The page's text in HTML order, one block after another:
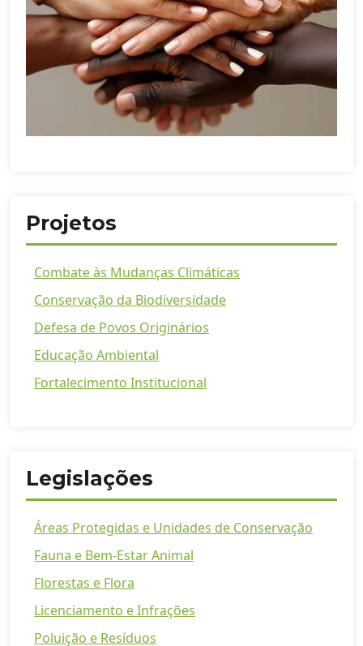
Projetos
Combate às Mudanças Climáticas
Conservação da Biodiversidade
Defesa de Povos Originários
Educação Ambiental
Fortalecimento Institucional
Legislações
Áreas Protegidas e Unidades de Conservação
Fauna e Bem-Estar Animal
Florestas e Flora
Licenciamento e Infrações
Poluição e Resíduos